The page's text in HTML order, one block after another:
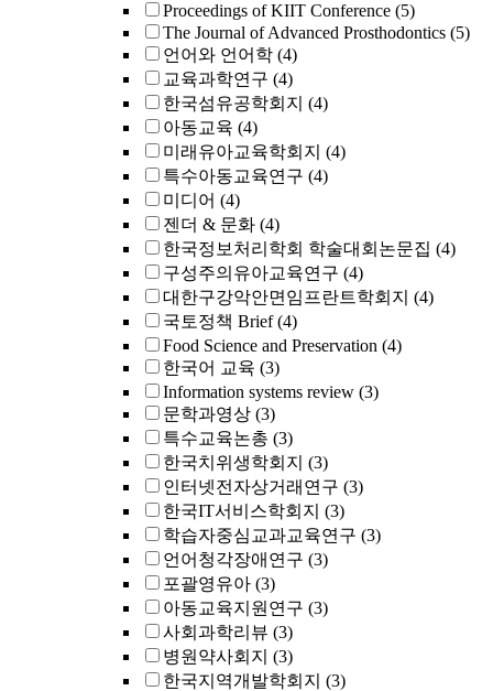
Proceedings of KIIT Conference (5)
The Journal of Advanced Prosthodontics (5)
언어와 언어학 (4)
교육과학연구 (4)
한국섬유공학회지 (4)
아동교육 (4)
미래유아교육학회지 (4)
특수아동교육연구 (4)
미디어 (4)
젠더 & 문화 (4)
한국정보처리학회 학술대회논문집 (4)
구성주의유아교육연구 (4)
대한구강악안면임프란트학회지 (4)
국토정책 Brief (4)
Food Science and Preservation (4)
한국어 교육 (3)
Information systems review (3)
문학과영상 (3)
특수교육논총 (3)
한국치위생학회지 (3)
인터넷전자상거래연구 (3)
한국IT서비스학회지 (3)
학습자중심교과교육연구 (3)
언어청각장애연구 (3)
포괄영유아 (3)
아동교육지원연구 (3)
사회과학리뷰 (3)
병원약사회지 (3)
한국지역개발학회지 (3)